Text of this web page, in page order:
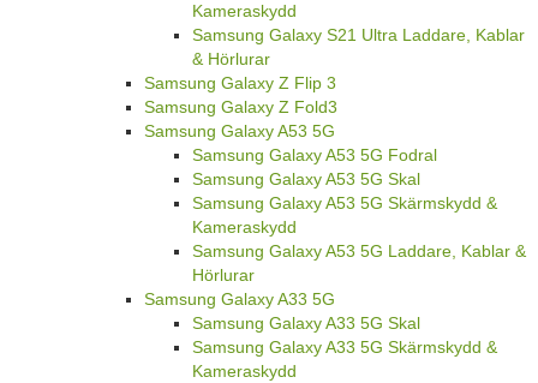
Kameraskydd
Samsung Galaxy S21 Ultra Laddare, Kablar
& Hörlurar
Samsung Galaxy Z Flip 3
Samsung Galaxy Z Fold3
Samsung Galaxy A53 5G
Samsung Galaxy A53 5G Fodral
Samsung Galaxy A53 5G Skal
Samsung Galaxy A53 5G Skärmskydd &
Kameraskydd
Samsung Galaxy A53 5G Laddare, Kablar &
Hörlurar
Samsung Galaxy A33 5G
Samsung Galaxy A33 5G Skal
Samsung Galaxy A33 5G Skärmskydd &
Kameraskydd